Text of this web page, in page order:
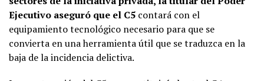
Ejecutivo aseguró que el C5 contará con el
equipamiento tecnológico necesario para que se
convierta en una herramienta útil que se traduzca en la
baja de la incidencia delictiva.